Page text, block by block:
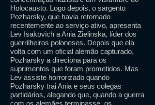
Holocausto. Logo depois, o sargento
Pozharsky, que havia retornado
recentemente ao serviço ativo, apresenta
Lev Isakovich a Ania Zielinska, líder dos
guerrilheiros poloneses. Depois que ela
volta com um oficial alemão capturado,
Pozharsky a direciona para os
suprimentos que foram prometidos. Mas
Lev assiste horrorizado quando
Pozharsky trai Ania e seus colegas
partidários, alegando que, quando a guerra
com os alemães terminasse, os